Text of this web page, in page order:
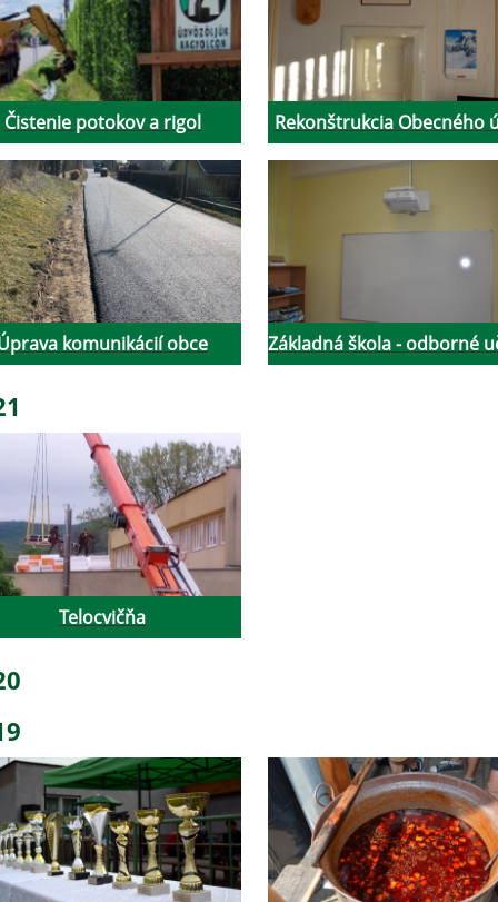
Čistenie potokov a rigol Rekonštrukcia Obecného
komunikácií obce Základná škola - odborné
Telocvičňa